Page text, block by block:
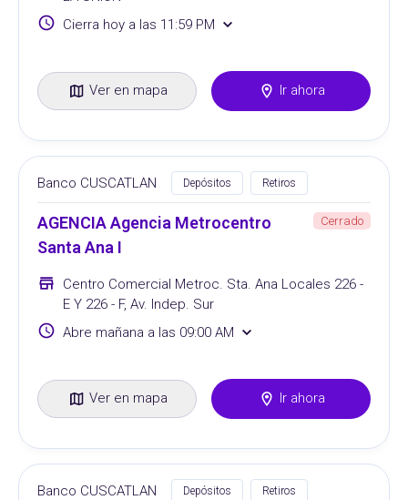
Cierra hoy a las 11:59 PM
Ver en mapa Ir ahora
Banco CUSCATLAN Depósitos Retiros
AGENCIA Agencia Metrocentro
Santa Ana I
Cerrado
Centro Comercial Metroc. Sta. Ana Locales 226 -
E Y 226 - F, Av. Indep. Sur
Abre mañana a las 09:00 AM
Ver en mapa Ir ahora
Banco CUSCATLAN Depósitos Retiros